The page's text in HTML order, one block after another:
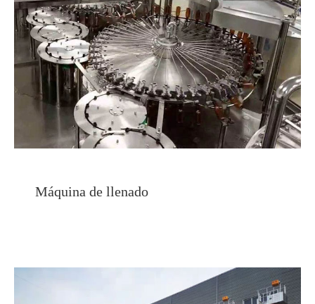
Máquina de llenado